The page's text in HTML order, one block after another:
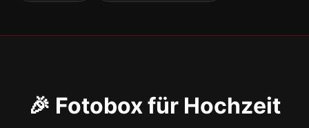
🎉 Fotobox für Hochzeit